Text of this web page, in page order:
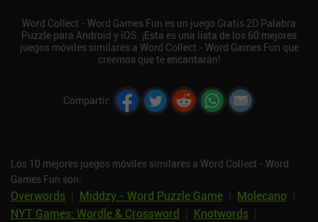
Word Collect - Word Games Fun es un juego Gratis 2D Palabra
Puzzle para Android y iOS. ¡Esta es una lista de los 60 mejores
juegos móviles similares a Word Collect - Word Games Fun que
creemos que te encantarán!
Compartir:
Los 10 mejores juegos móviles similares a Word Collect - Word
Games Fun son:
Overwords Middzy - Word Puzzle Game Molecano
NYT Games: Wordle & Crossword
Knotwords